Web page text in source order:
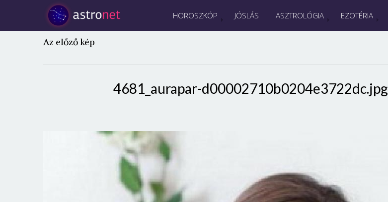
HOROSZKÓP JÓSLÁS ASZTROLÓGIA EZOTÉRIA
Az előző kép
4681_aurapar-d00002710b0204e3722dc.jpg